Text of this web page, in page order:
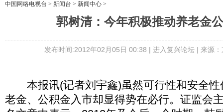
中国网络电视台 > 新闻台 > 新闻中心 >
郭树清：今年积极推动养老金
发布时间:2012年02月05日 00:38 | 进入复兴论坛| 来源
本报讯(记者刘宇鑫)虽然可行性和安全性
老金、公积金入市却显得势在必行。证监会